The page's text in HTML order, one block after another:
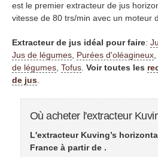
est le premier extracteur de jus
vitesse de 80 trs/min avec un moteur
Extracteur de jus idéal pour faire:
Jus de légumes Purées d'oléagineux
de légumes Tofus Voir toutes les
de jus
Où acheter l'extracteur
L'extracteur Kuving’s
France à partir de .